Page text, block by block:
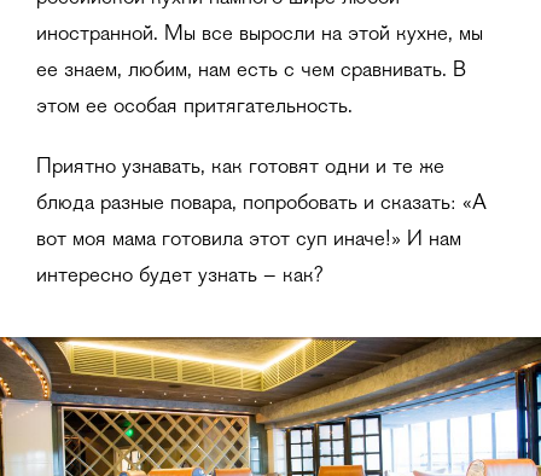
иностранной. Мы все выросли на этой кухне, мы
ее знаем, любим, нам есть с чем сравнивать. В
этом ее особая притягательность.
Приятно узнавать, как готовят одни и те же
блюда разные повара, попробовать и сказать: «А
вот моя мама готовила этот суп иначе!» И нам
интересно будет узнать – как?